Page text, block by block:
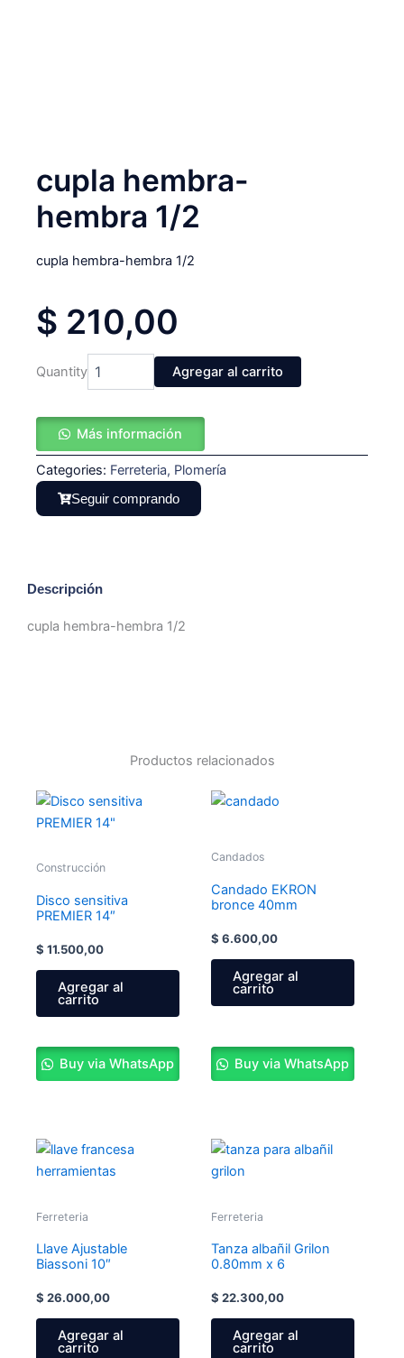
cupla hembra-
hembra 1/2
cupla hembra-hembra 1/2
$ 210,00
Quantity hembra-
1/2
cantidad
Agregar al carrito
Más información
Categories: Ferreteria, Plomería
Seguir comprando
Descripción
cupla hembra-hembra 1/2
Productos relacionados
Construcción
Disco sensitiva
PREMIER 14″
$ 11.500,00
Agregar al
carrito
Buy via WhatsApp
Candados
Candado EKRON
bronce 40mm
$ 6.600,00
Agregar al
carrito
Buy via WhatsApp
Ferreteria
Llave Ajustable
Biassoni 10″
$ 26.000,00
Agregar al
carrito
Ferreteria
Tanza albañil Grilon
0.80mm x 6
$ 22.300,00
Agregar al
carrito